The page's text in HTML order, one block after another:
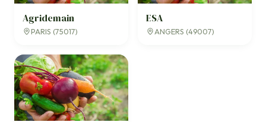
Agridemain
PARIS (75017)
ESA
ANGERS (49007)